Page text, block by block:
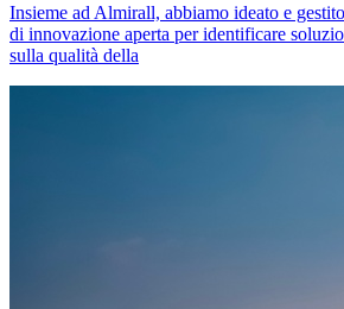
Insieme ad Almirall, abbiamo ideato e
di innovazione aperta per identificare
sulla qualità della